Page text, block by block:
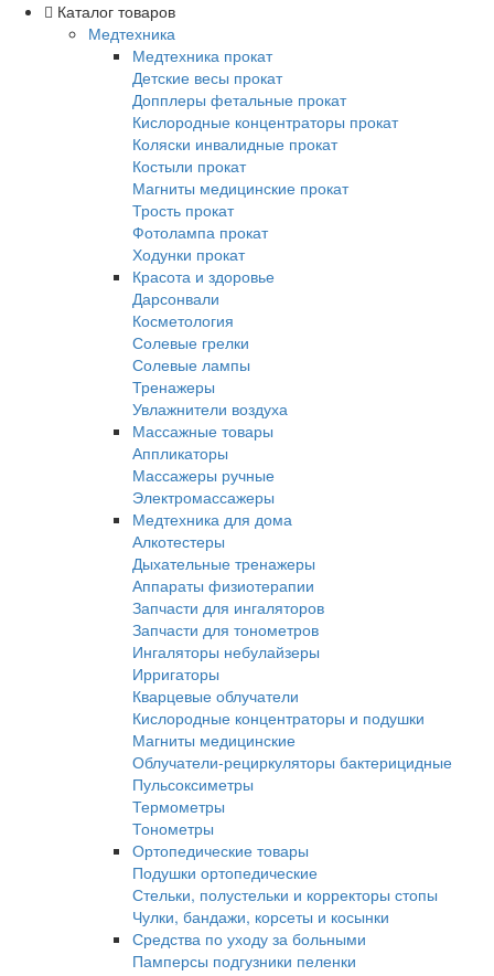
Каталог товаров
Медтехника
Медтехника прокат
Детские весы прокат
Допплеры фетальные прокат
Кислородные концентраторы прокат
Коляски инвалидные прокат
Костыли прокат
Магниты медицинские прокат
Трость прокат
Фотолампа прокат
Ходунки прокат
Красота и здоровье
Дарсонвали
Косметология
Солевые грелки
Солевые лампы
Тренажеры
Увлажнители воздуха
Массажные товары
Аппликаторы
Массажеры ручные
Электромассажеры
Медтехника для дома
Алкотестеры
Дыхательные тренажеры
Аппараты физиотерапии
Запчасти для ингаляторов
Запчасти для тонометров
Ингаляторы небулайзеры
Ирригаторы
Кварцевые облучатели
Кислородные концентраторы и подушки
Магниты медицинские
Облучатели-рециркуляторы бактерицидные
Пульсоксиметры
Термометры
Тонометры
Ортопедические товары
Подушки ортопедические
Стельки, полустельки и корректоры стопы
Чулки, бандажи, корсеты и косынки
Средства по уходу за больными
Памперсы подгузники пеленки